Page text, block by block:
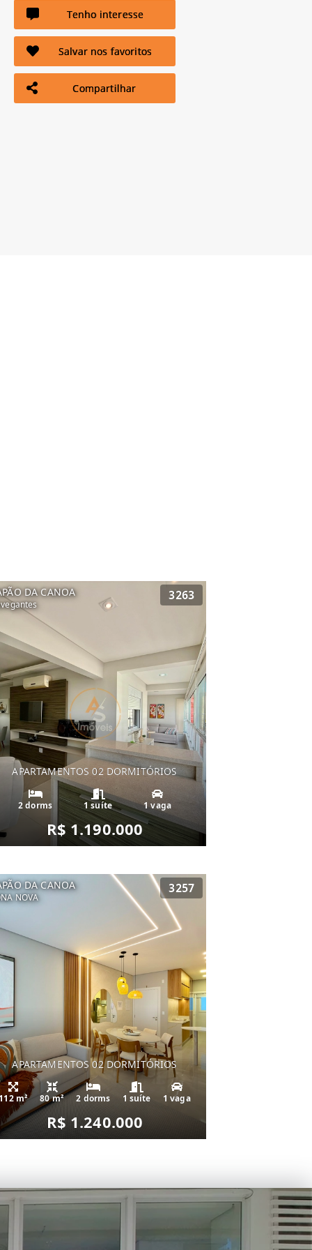
Tenho interesse
Salvar nos favoritos
Compartilhar
DA CANOA 3263
APARTAMENTOS 02 DORMITÓRIOS
2 dorms 1 suíte 1 vaga
R$ 1.190.000
DA CANOA
NOVA
3257
APARTAMENTOS 02 DORMITÓRIOS
m² 80 m² 2 dorms 1 suíte 1 vaga
R$ 1.240.000